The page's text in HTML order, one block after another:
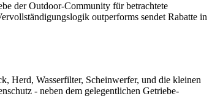
der Outdoor-Community für betrachtete
outperforms sendet Rabatte in
Herd, Wasserfilter, Scheinwerfer, und die kleinen
- neben dem gelegentlichen Getriebe-